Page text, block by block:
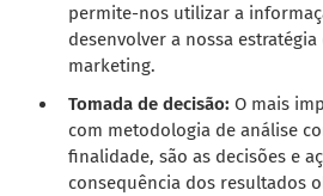
permite-nos utilizar a
desenvolver a nossa
marketing.
Tomada de decisão: O mais
com metodologia de análise
finalidade, são as decisões e
consequência dos resultados